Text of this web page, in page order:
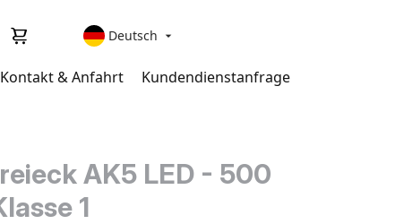
Deutsch 
Kontakt & Anfahrt Kundendienstanfrage
AK5 LED - 500
1